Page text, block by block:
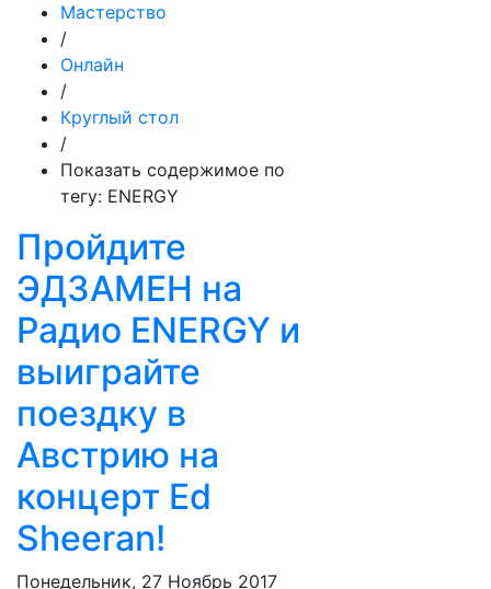
Мастерство
/
Онлайн
/
Круглый стол
/
Показать содержимое по
тегу: ENERGY
Пройдите
ЭДЗАМЕН на
Радио ENERGY и
выиграйте
поездку в
Австрию на
концерт Ed
Sheeran!
Понедельник, 27 Ноябрь 2017